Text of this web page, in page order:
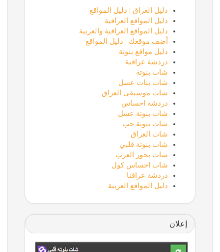
دليل العراق | دليل المواقع
دليل المواقع العراقية
دليل المواقع العراقية والعربية
أضف موقعك | دليل المواقع
دليل مواقع بنوتة
دردشة عراقية
شات بنوتة
شات بنات عسل
شات موسيقى العراق
دردشة احساس
شات بنوتة عسل
شات بنوتة حب
شات العراق
شات بنوتة قلبي
شات بحور العرب
شات احساس كول
دردشة عراقنا
دليل المواقع العربية
إعلان